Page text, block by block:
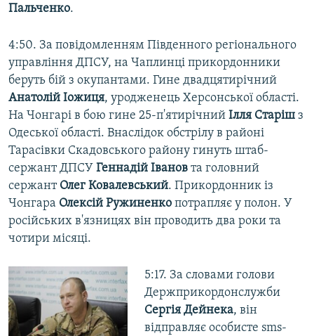
Пальченко.
4:50. За повідомленням Південного регіонального
управління ДПСУ, на Чаплинці прикордонники
беруть бій з окупантами. Гине двадцятирічний
Анатолій Іожиця, уродженець Херсонської області.
На Чонгарі в бою гине 25-п'ятирічний Ілля Старіш з
Одеської області. Внаслідок обстрілу в районі
Тарасівки Скадовського району гинуть штаб-
сержант ДПСУ Геннадій Іванов та головний
сержант Олег Ковалевський. Прикордонник із
Чонгара Олексій Ружиненко потрапляє у полон. У
російських в'язницях він проводить два роки та
чотири місяці.
5:17. За словами голови
Держприкордонслужби
Сергія Дейнека, він
відправляє особисте sms-